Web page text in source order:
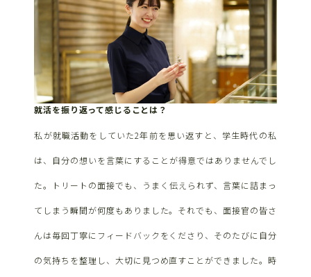
就活を振り返って感じることは？
私が就職活動をしていた2年前を思い返すと、学生時代の私
は、自分の想いを言葉にすることが得意ではありませんでし
た。トリートの面接でも、うまく伝えられず、言葉に詰まっ
てしまう瞬間が何度もありました。それでも、面接官の皆さ
んは毎回丁寧にフィードバックをくださり、そのたびに自分
の気持ちを整理し、大切に見つめ直すことができました。時